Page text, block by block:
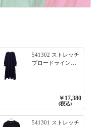
541302 ストレッチ
ブロードライン入
ワンピース 79ネイ
￥17,380
(税込)
541301 ストレッチ